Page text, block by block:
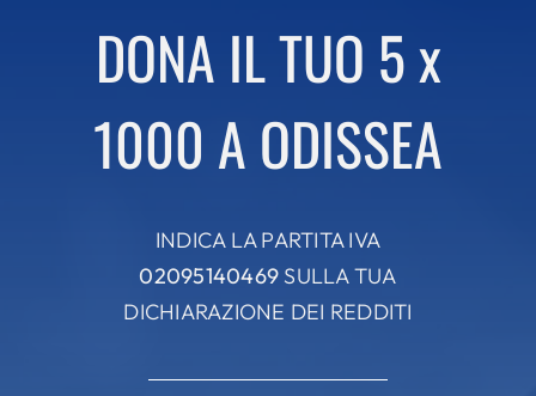
DONA IL TUO 5 x
1000 A ODISSEA
INDICA LA PARTITA IVA
02095140469 SULLA TUA
DICHIARAZIONE DEI REDDITI